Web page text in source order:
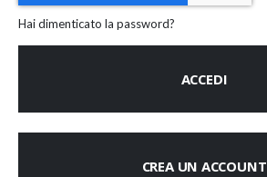
Hai dimenticato la password?
ACCEDI
CREA UN ACCOUNT